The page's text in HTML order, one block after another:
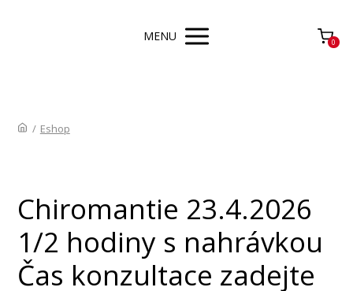
MENU 0
/ Eshop
Chiromantie 23.4.2026
1/2 hodiny s nahrávkou
Čas konzultace zadejte